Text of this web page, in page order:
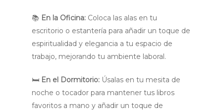
📚 En la Oficina: Coloca las alas en tu
escritorio o estantería para añadir un toque de
espiritualidad y elegancia a tu espacio de
trabajo, mejorando tu ambiente laboral.
🛏️ En el Dormitorio: Úsalas en tu mesita de
noche o tocador para mantener tus libros
favoritos a mano y añadir un toque de